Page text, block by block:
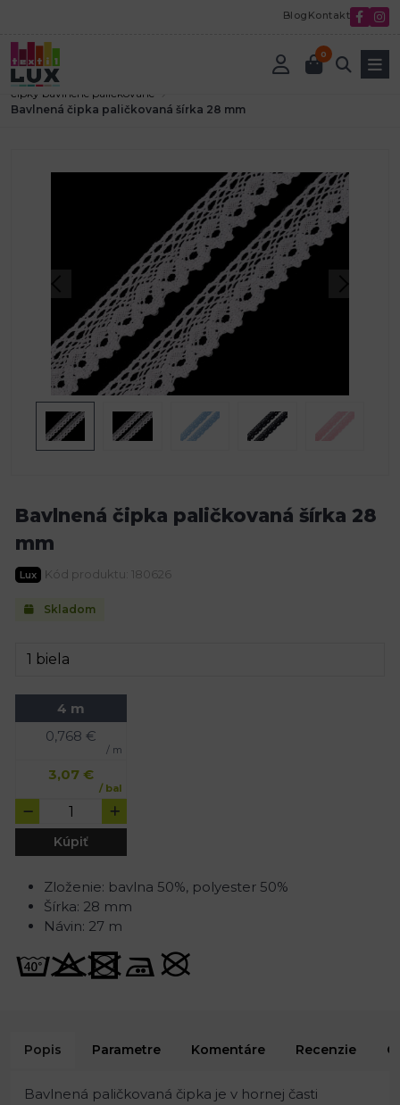
Blog Kontakt
0
Úvod
čipky bavlnené paličkované
Bavlnená čipka paličkovaná šírka 28 mm
Bavlnená čipka paličkovaná šírka 28
mm
Lux Kód produktu: 180626
Skladom
4 m
0,768 €
/ m
3,07 €
/ bal
Kúpiť
Zloženie: bavlna 50%, polyester 50%
Šírka: 28 mm
Návin: 27 m
Popis Parametre Komentáre Recenzie
Bavlnená paličkovaná čipka je v hornej časti